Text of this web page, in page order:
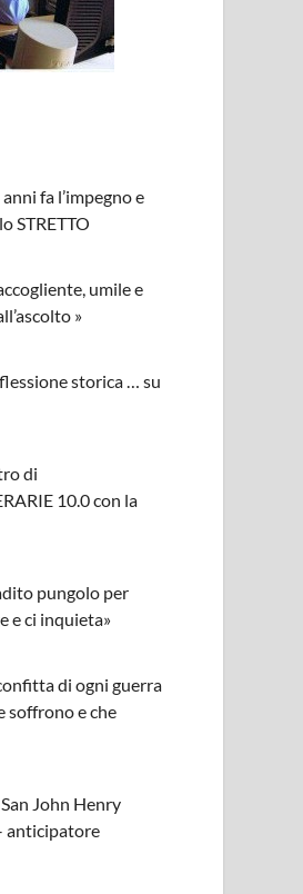
fa l’impegno e
STRETTO
umile e
»
storica … su
di
10.0 con la
pungolo per
e ci inquieta»
di ogni guerra
soffrono e che
John Henry
anticipatore